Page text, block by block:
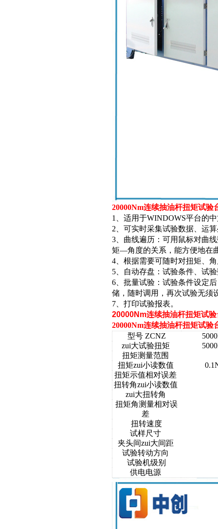
20000Nm连续抽油杆扭矩试验
1、适用于WINDOWS平台的
2、可实时采集试验数据、运
3、曲线遍历：可用鼠标对曲
矩—角度的关系，能方便地在
4、根据需要可随时对扭矩、
5、自动存盘：试验条件、试
6、批量试验：试验条件设定
储，随时调用，再次试验无须
7、打印试验报表。
20000Nm连续抽油杆扭矩试
20000Nm连续抽油杆扭矩试验
型号 ZCNZ
zui大试验扭矩
扭矩测量范围
扭矩zui小读数值
扭矩示值相对误差
扭转角zui小读数值
zui大扭转角
扭矩角测量相对误
差
扭转速度
试样尺寸
夹头间zui大间距
试验转动方向
试验机级别
供电电源